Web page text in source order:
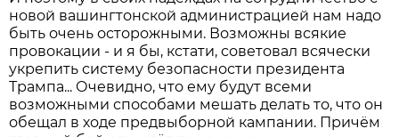
новой вашингтонской администрацией нам надо
быть очень осторожными. Возможны всякие
провокации - и я бы, кстати, советовал всячески
укрепить систему без­опасности президента
Трампа... Очевидно, что ему будут всеми
возможными способами мешать делать то, что он
обещал в ходе предвыборной кампании. Причём